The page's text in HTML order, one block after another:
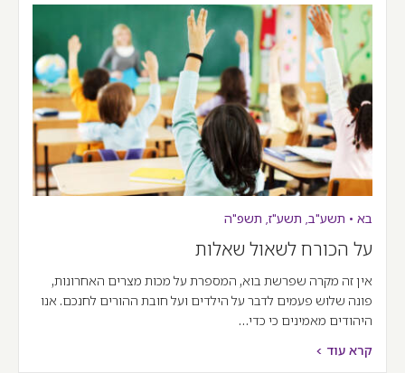
בא • תשע"ב, תשע"ז, תשפ"ה
על הכורח לשאול שאלות
אין זה מקרה שפרשת בוא, המספרת על מכות מצרים האחרונות,
פונה שלוש פעמים לדבר על הילדים ועל חובת ההורים לחנכם. אנו
היהודים מאמינים כי כדי…
קרא עוד >